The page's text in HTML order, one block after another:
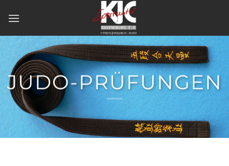
Inhalt
JUDO-PRÜFUNGEN